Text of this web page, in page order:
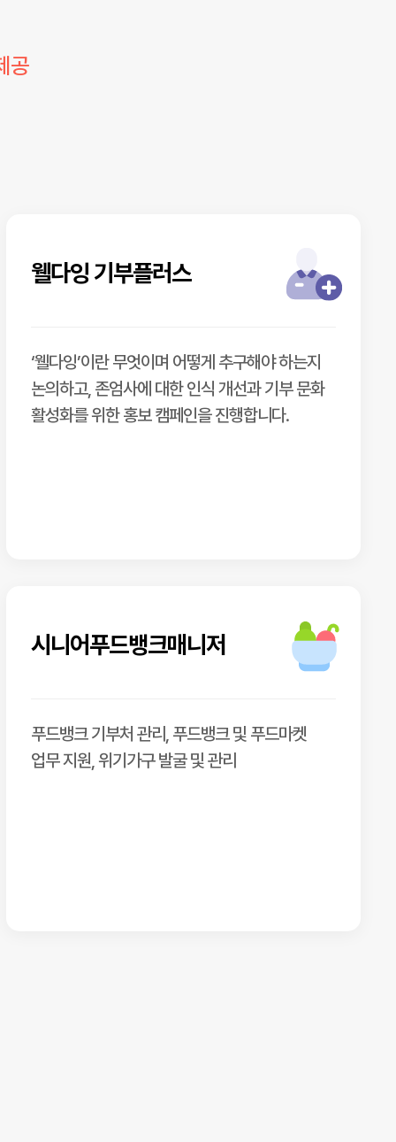
공
웰다잉 기부플러스
‘웰다잉’이란 무엇이며 어떻게 추구해야 하는지
논의하고, 존엄사에 대한 인식 개선과 기부 문화
활성화를 위한 홍보 캠페인을 진행합니다.
시니어푸드뱅크매니저
푸드뱅크 기부처 관리, 푸드뱅크 및 푸드마켓
업무 지원, 위기가구 발굴 및 관리